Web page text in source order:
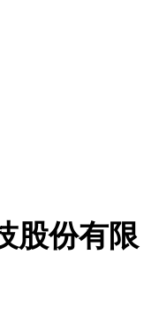
股份有限